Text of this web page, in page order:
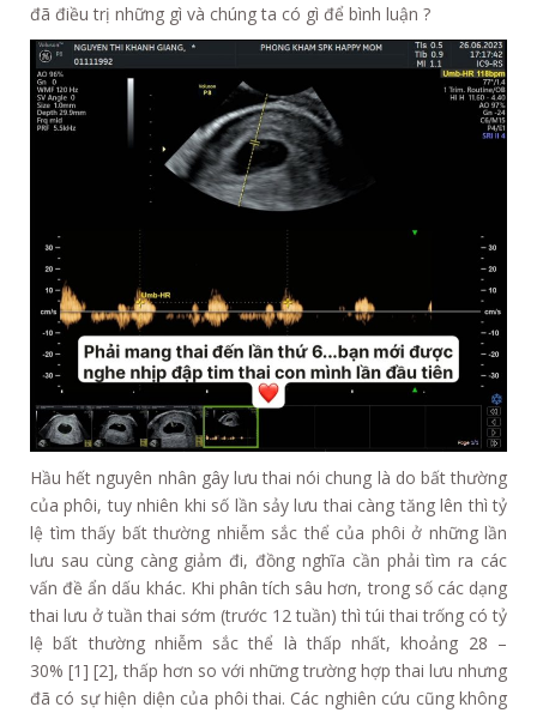
đã điều trị những gì và chúng ta có gì để bình luận ?
Hầu hết nguyên nhân gây lưu thai nói chung là do bất thường
của phôi, tuy nhiên khi số lần sảy lưu thai càng tăng lên thì tỷ
lệ tìm thấy bất thường nhiễm sắc thể của phôi ở những lần
lưu sau cùng càng giảm đi, đồng nghĩa cần phải tìm ra các
vấn đề ẩn dấu khác. Khi phân tích sâu hơn, trong số các dạng
thai lưu ở tuần thai sớm (trước 12 tuần) thì túi thai trống có tỷ
lệ bất thường nhiễm sắc thể là thấp nhất, khoảng 28 –
30% [1] [2], thấp hơn so với những trường hợp thai lưu nhưng
đã có sự hiện diện của phôi thai. Các nghiên cứu cũng không